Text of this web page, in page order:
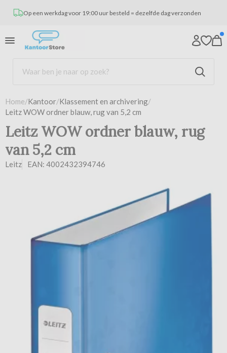
Op een werkdag voor 19:00 uur besteld = dezelfde dag verzonden
Home/Kantoor/Klassement en archivering/
Leitz WOW ordner blauw, rug van 5,2 cm
Leitz WOW ordner blauw, rug
van 5,2 cm
Leitz EAN: 4002432394746